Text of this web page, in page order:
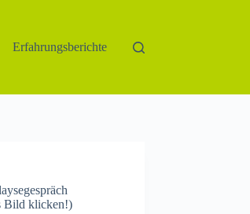
Erfahrungsberichte
Bild klicken!)